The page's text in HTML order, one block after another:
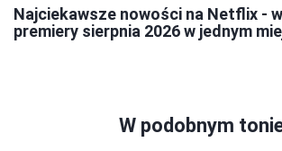
Najciekawsze nowości na Netflix -
premiery sierpnia 2026 w jednym
W podobnym